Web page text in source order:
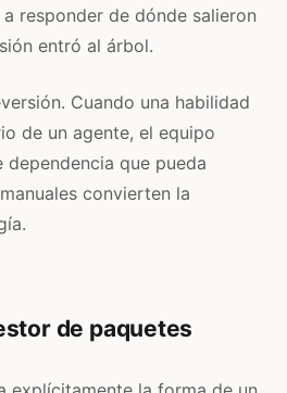
responder de dónde salieron
entró al árbol.
Cuando una habilidad
de un agente, el equipo
que pueda
convierten la
de paquetes